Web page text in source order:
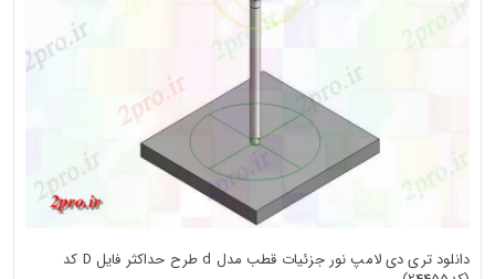
دانلود تری دی لامپ نور جزئیات قطب مدل d طرح حداکثر فایل D کد